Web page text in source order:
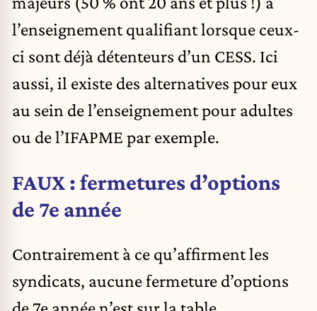
l’enseignement qualifiant lorsque ceux-
ci sont déjà détenteurs d’un CESS. Ici
aussi, il existe des alternatives pour eux
au sein de l’enseignement pour adultes
ou de l’IFAPME par exemple.
FAUX : fermetures d’options
de 7e année
Contrairement à ce qu’affirment les
syndicats, aucune fermeture d’options